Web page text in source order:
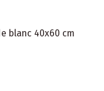
blanc 40x60 cm